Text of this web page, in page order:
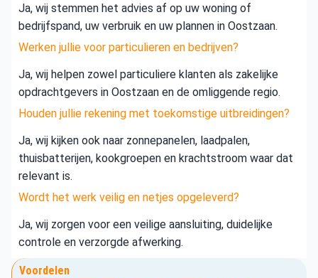
Ja, wij stemmen het advies af op uw woning of
bedrijfspand, uw verbruik en uw plannen in Oostzaan.
Werken jullie voor particulieren en bedrijven?
Ja, wij helpen zowel particuliere klanten als zakelijke
opdrachtgevers in Oostzaan en de omliggende regio.
Houden jullie rekening met toekomstige uitbreidingen?
Ja, wij kijken ook naar zonnepanelen, laadpalen,
thuisbatterijen, kookgroepen en krachtstroom waar dat
relevant is.
Wordt het werk veilig en netjes opgeleverd?
Ja, wij zorgen voor een veilige aansluiting, duidelijke
controle en verzorgde afwerking.
Voordelen